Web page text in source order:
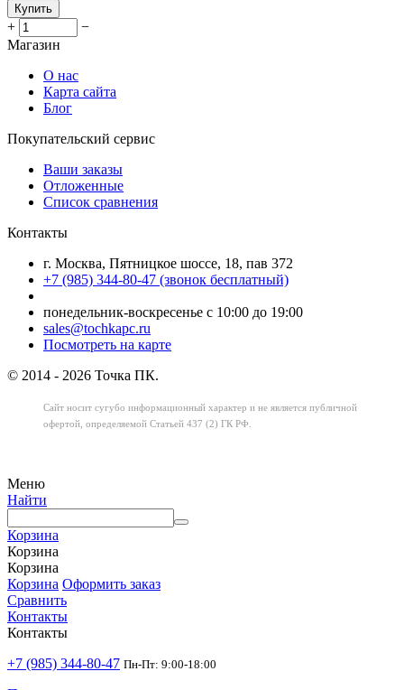
Купить
+
−
Магазин
О нас
Карта сайта
Блог
Покупательский сервис
Ваши заказы
Отложенные
Список сравнения
Контакты
г. Москва, Пятницкое шоссе, 18, пав 372
+7 (985) 344-80-47 (звонок бесплатный)
понедельник-воскресенье с 10:00 до 19:00
sales@tochkapc.ru
Посмотреть на карте
© 2014 - 2026 Точка ПК.
Сайт носит сугубо информационный характер и не является публичной
офертой, определяемой Статьей 437 (2) ГК РФ.
Меню
Найти
Корзина
Корзина
Корзина
Корзина Оформить заказ
Сравнить
Контакты
Контакты
+7 (985) 344-80-47 Пн-Пт: 9:00-18:00